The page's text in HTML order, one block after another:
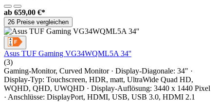
ab 659,00 €*
26 Preise vergleichen
Asus TUF Gaming VG34WQML5A 34''
(3)
Gaming-Monitor, Curved Monitor · Display-Diagonale: 34" ·
Display-Typ: Touchscreen, HDR, matt, UltraWide Quad HD,
WQHD, QHD, UWQHD · Display-Auflösung: 3440 x 1440 Pixel
· Anschlüsse: DisplayPort, HDMI, USB, USB 3.0, HDMI 2.1